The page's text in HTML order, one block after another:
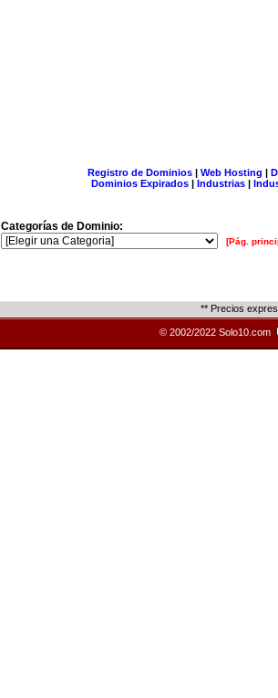
Registro de Dominios| Web Hosting |
Dominios Expirados | Industrias |
Categorías de Dominio:
[Pág.
** Precios
© 2002/2022 Solo10.com